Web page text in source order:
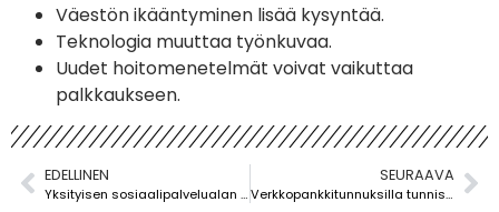
Väestön ikääntyminen lisää kysyntää.
Teknologia muuttaa työnkuvaa.
Uudet hoitomenetelmät voivat vaikuttaa
palkkaukseen.
EDELLINEN
Yksityisen sosiaalipalvelualan TES palkka – mitä alalla tienataan?
SEURAAVA
Verkkopankkitunnuksilla tunnistautuminen – miten se toimii?